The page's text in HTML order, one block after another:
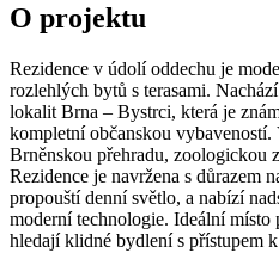
O projektu
Rezidence v údolí oddechu je
rozlehlých bytů s terasami.
lokalit Brna – Bystrci, která je
kompletní občanskou
Brněnskou přehradu, zoologickou
Rezidence je navržena s důrazem
propouští denní světlo, a nabízí
moderní technologie. Ideální
hledají klidné bydlení s přístupem